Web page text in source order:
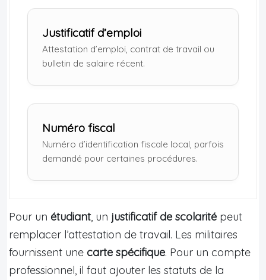
Justificatif d’emploi
Attestation d’emploi, contrat de travail ou
bulletin de salaire récent.
Numéro fiscal
Numéro d’identification fiscale local, parfois
demandé pour certaines procédures.
Pour un étudiant, un justificatif de scolarité peut
remplacer l’attestation de travail. Les militaires
fournissent une carte spécifique. Pour un compte
professionnel, il faut ajouter les statuts de la